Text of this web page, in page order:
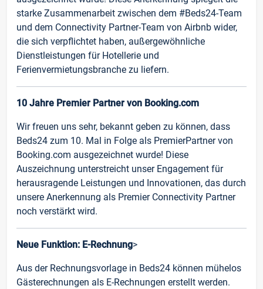
starke Zusammenarbeit zwischen dem #Beds24-Team
und dem Connectivity Partner-Team von Airbnb wider,
die sich verpflichtet haben, außergewöhnliche
Dienstleistungen für Hotellerie und
Ferienvermietungsbranche zu liefern.
10 Jahre Premier Partner von Booking.com
Wir freuen uns sehr, bekannt geben zu können, dass
Beds24 zum 10. Mal in Folge als PremierPartner von
Booking.com ausgezeichnet wurde! Diese
Auszeichnung unterstreicht unser Engagement für
herausragende Leistungen und Innovationen, das durch
unsere Anerkennung als Premier Connectivity Partner
noch verstärkt wird.
Neue Funktion: E-Rechnung>
Aus der Rechnungsvorlage in Beds24 können mühelos
Gästerechnungen als E-Rechnungen erstellt werden.